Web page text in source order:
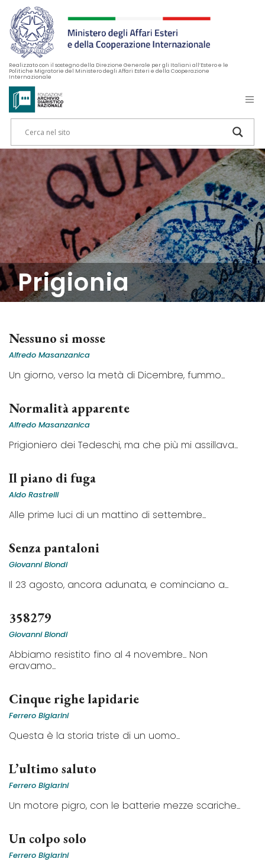
Realizzato con il sostegno della Direzione Generale per gli Italiani all’Estero e le
Politiche Migratorie del Ministero degli Affari Esteri e della Cooperazione
Internazionale
prigionia
Nessuno si mosse
Alfredo Masanzanica
Un giorno, verso la metà di Dicembre, fummo...
Normalità apparente
Alfredo Masanzanica
Prigioniero dei Tedeschi, ma che più mi assillava...
Il piano di fuga
Aldo Rastrelli
Alle prime luci di un mattino di settembre...
Senza pantaloni
Giovanni Biondi
Il 23 agosto, ancora adunata, e cominciano a...
358279
Giovanni Biondi
Abbiamo resistito fino al 4 novembre... Non
eravamo...
Cinque righe lapidarie
Ferrero Bigiarini
Questa è la storia triste di un uomo...
L’ultimo saluto
Ferrero Bigiarini
Un motore pigro, con le batterie mezze scariche...
Un colpo solo
Ferrero Bigiarini